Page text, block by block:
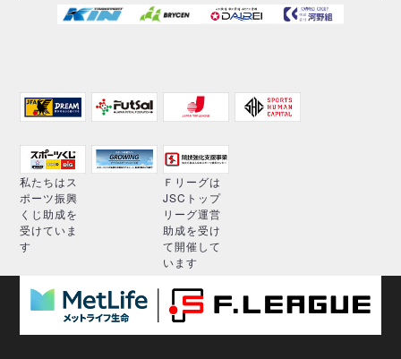
私たちはス
ポーツ振興
くじ助成を
受けていま
す
Ｆリーグは
JSCトップ
リーグ運営
助成を受け
て開催して
います